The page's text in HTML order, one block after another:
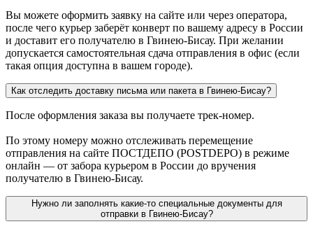
Вы можете оформить заявку на сайте или через оператора,
после чего курьер заберёт конверт по вашему адресу в России
и доставит его получателю в Гвинею-Бисау. При желании
допускается самостоятельная сдача отправления в офис (если
такая опция доступна в вашем городе).
Как отследить доставку письма или пакета в Гвинею-Бисау?
После оформления заказа вы получаете трек-номер.
По этому номеру можно отслеживать перемещение
отправления на сайте ПОСТДЕПО (POSTDEPO) в режиме
онлайн — от забора курьером в России до вручения
получателю в Гвинею-Бисау.
Нужно ли заполнять какие-то специальные документы для
отправки в Гвинею-Бисау?